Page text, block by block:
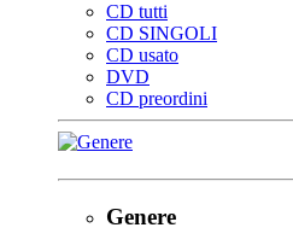
CD tutti
CD SINGOLI
CD usato
DVD
CD preordini
Genere